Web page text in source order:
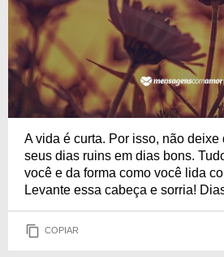
A vida é curta. Por isso, não deixe
seus dias ruins em dias bons.
você e da forma como você lida
Levante essa cabeça e sorria!
COPIAR